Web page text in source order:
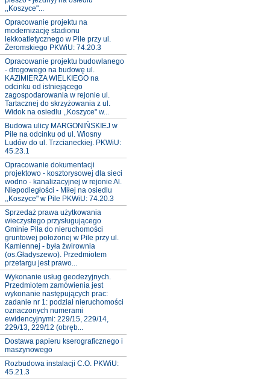
,,Koszyce"...
Opracowanie projektu na
modernizację stadionu
lekkoatletycznego w Pile przy ul.
Żeromskiego PKWiU: 74.20.3
Opracowanie projektu budowlanego
- drogowego na budowę ul.
KAZIMIERZA WIELKIEGO na
odcinku od istniejącego
zagospodarowania w rejonie ul.
Tartacznej do skrzyżowania z ul.
Widok na osiedlu ,,Koszyce" w...
Budowa ulicy MARGONIŃSKIEJ w
Pile na odcinku od ul. Wiosny
Ludów do ul. Trzcianeckiej. PKWiU:
45.23.1
Opracowanie dokumentacji
projektowo - kosztorysowej dla sieci
wodno - kanalizacyjnej w rejonie Al.
Niepodległości - Miłej na osiedlu
,,Koszyce" w Pile PKWiU: 74.20.3
Sprzedaż prawa użytkowania
wieczystego przysługującego
Gminie Piła do nieruchomości
gruntowej położonej w Pile przy ul.
Kamiennej - była żwirownia
(os.Gładyszewo). Przedmiotem
przetargu jest prawo...
Wykonanie usług geodezyjnych.
Przedmiotem zamówienia jest
wykonanie następujących prac:
zadanie nr 1: podział nieruchomości
oznaczonych numerami
ewidencyjnymi: 229/15, 229/14,
229/13, 229/12 (obręb...
Dostawa papieru kserograficznego i
maszynowego
Rozbudowa instalacji C.O. PKWiU:
45.21.3